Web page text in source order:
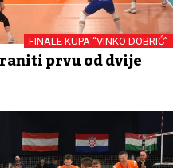
FINALE KUPA “VINKO DOBRIĆ”
prvu od dvije